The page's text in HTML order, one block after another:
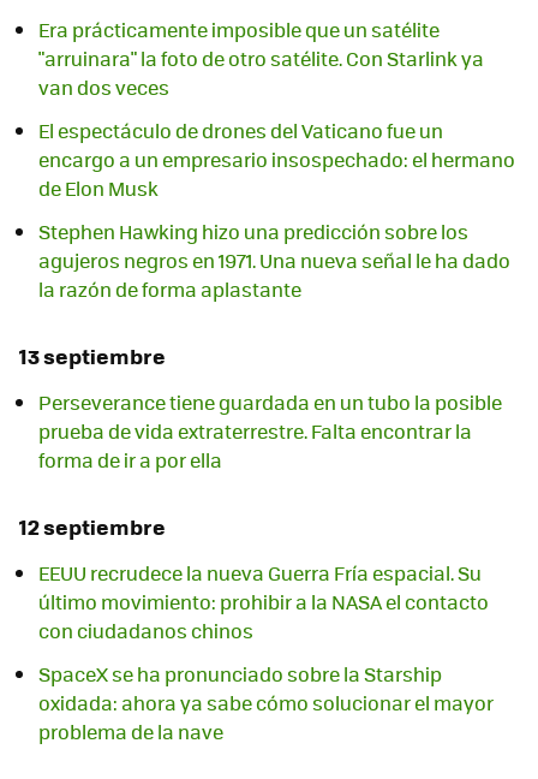
Era prácticamente imposible que un satélite
"arruinara" la foto de otro satélite. Con Starlink ya
van dos veces
El espectáculo de drones del Vaticano fue un
encargo a un empresario insospechado: el hermano
de Elon Musk
Stephen Hawking hizo una predicción sobre los
agujeros negros en 1971. Una nueva señal le ha dado
la razón de forma aplastante
13 septiembre
Perseverance tiene guardada en un tubo la posible
prueba de vida extraterrestre. Falta encontrar la
forma de ir a por ella
12 septiembre
EEUU recrudece la nueva Guerra Fría espacial. Su
último movimiento: prohibir a la NASA el contacto
con ciudadanos chinos
SpaceX se ha pronunciado sobre la Starship
oxidada: ahora ya sabe cómo solucionar el mayor
problema de la nave